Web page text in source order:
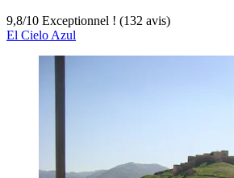
9,8/10 Exceptionnel ! (132 avis)
El Cielo Azul